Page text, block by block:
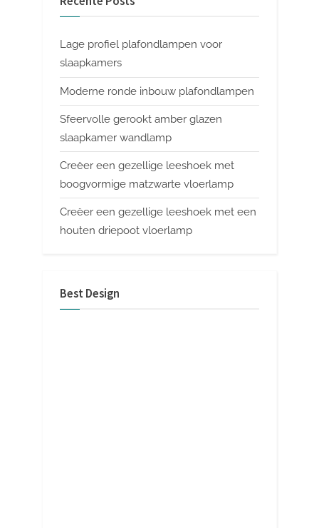
Lage profiel plafondlampen voor
slaapkamers
Moderne ronde inbouw plafondlampen
Sfeervolle gerookt amber glazen
slaapkamer wandlamp
Creëer een gezellige leeshoek met
boogvormige matzwarte vloerlamp
Creëer een gezellige leeshoek met een
houten driepoot vloerlamp
Best Design